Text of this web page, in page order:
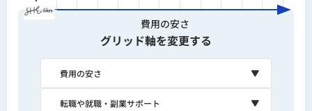
株式会社 執行役員CMO（Webメ
ディアの要件定義・UI/UX設計・
ディレクション部門を管掌）
2024年｜rimad株式会社 代表取
締役（2025年に株式会社アイズ
費用の安さ
グリッド軸を変更する